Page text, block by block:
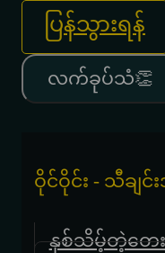
ပြန်သွားရန်
လက်ခုပ်သံ👏
ဝိုင်ဝိုင်း - သီချင်
နှစ်သိမ့်တဲ့တေး